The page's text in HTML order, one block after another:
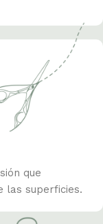
que
las superficies.